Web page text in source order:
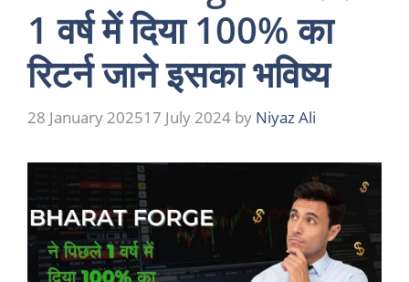
1 वर्ष में दिया 100% का
रिटर्न जाने इसका भविष्य
28 January 202517 July 2024 by Niyaz Ali